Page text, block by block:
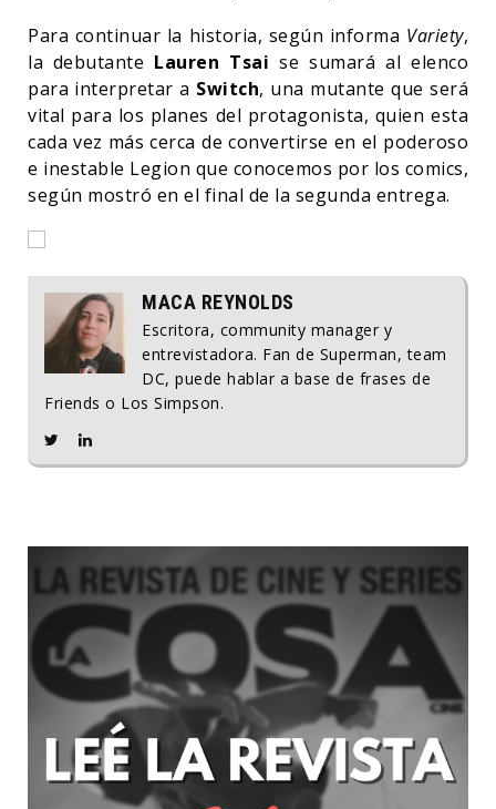
Para continuar la historia, según informa Variety,
la debutante Lauren Tsai se sumará al elenco
para interpretar a Switch, una mutante que será
vital para los planes del protagonista, quien esta
cada vez más cerca de convertirse en el poderoso
e inestable Legion que conocemos por los comics,
según mostró en el final de la segunda entrega.
MACA REYNOLDS
Escritora, community manager y
entrevistadora. Fan de Superman, team
DC, puede hablar a base de frases de
Friends o Los Simpson.